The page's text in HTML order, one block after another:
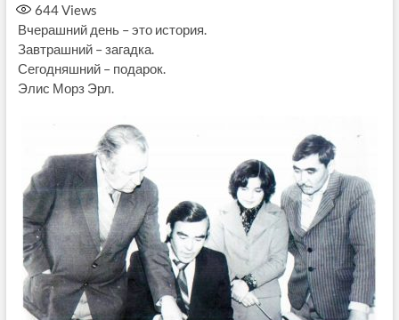
644Views
Вчерашний день – это история.
Завтрашний – загадка.
Сегодняшний – подарок.
Элис Морз Эрл.